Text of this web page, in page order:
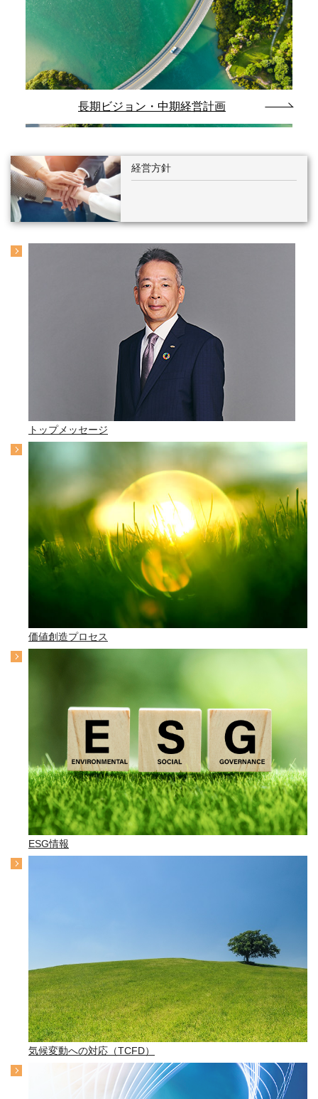
長期ビジョン・中期経営計画
経営方針
トップメッセージ
価値創造プロセス
ESG情報
気候変動への対応（TCFD）